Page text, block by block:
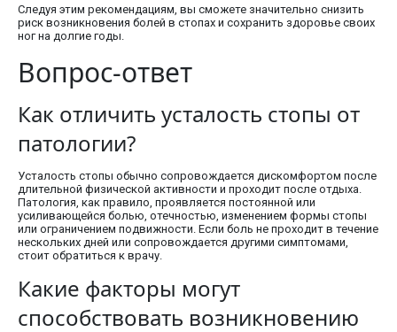
Следуя этим рекомендациям, вы сможете значительно снизить
риск возникновения болей в стопах и сохранить здоровье своих
ног на долгие годы.
Вопрос-ответ
Как отличить усталость стопы от
патологии?
Усталость стопы обычно сопровождается дискомфортом после
длительной физической активности и проходит после отдыха.
Патология, как правило, проявляется постоянной или
усиливающейся болью, отечностью, изменением формы стопы
или ограничением подвижности. Если боль не проходит в течение
нескольких дней или сопровождается другими симптомами,
стоит обратиться к врачу.
Какие факторы могут
способствовать возникновению